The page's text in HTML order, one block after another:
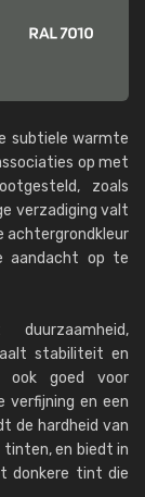
subtiele warmte
op met
zoals
verzadiging valt
achtergrondkleur
aandacht op te
stabiliteit en
ook goed voor
verfijning en een
de hardheid van
tinten, en biedt in
donkere tint die